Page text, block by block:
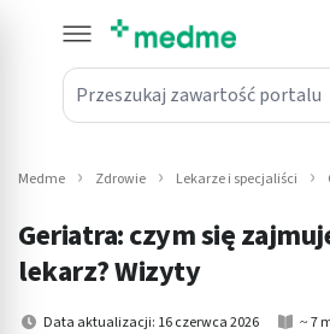
Przeszukaj zawartość portalu
submenu: Leki na receptę
submenu: Mama i dziecko
submenu: Kosmetyki
Medme Zdrowie Lekarze i specjaliści
Geriatra: czym się
lekarz? Wizyty
Data aktualizacji: 16 czerwca 2026
~ 7